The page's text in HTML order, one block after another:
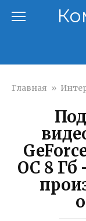
Главная »
OC 8